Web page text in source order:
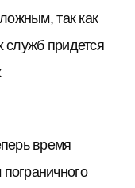
так как
служб придется
время